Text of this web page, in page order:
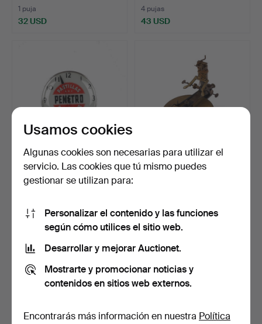
1 puja
32 USD
4 pujas
43 USD
Un reloj de pared, «Pastillas
Penetro Para…
80 USD
HERRAMIENTA DE
1.044 USD
seleccionado
Usamos cookies
Algunas cookies son necesarias para utilizar el
servicio. Las cookies que tú mismo puedes
gestionar se utilizan para:
Personalizar el contenido y las funciones
según cómo utilices el sitio web.
Desarrollar y mejorar Auctionet.
Mostrarte y promocionar noticias y
contenidos en sitios web externos.
Encontrarás más información en nuestra Política